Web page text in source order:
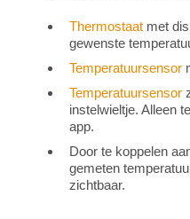
Thermostaat met
gewenste
Temperatuursensor
Temperatuursensor
instelwieltje. Alleen
app.
Door te koppelen
gemeten
zichtbaar.